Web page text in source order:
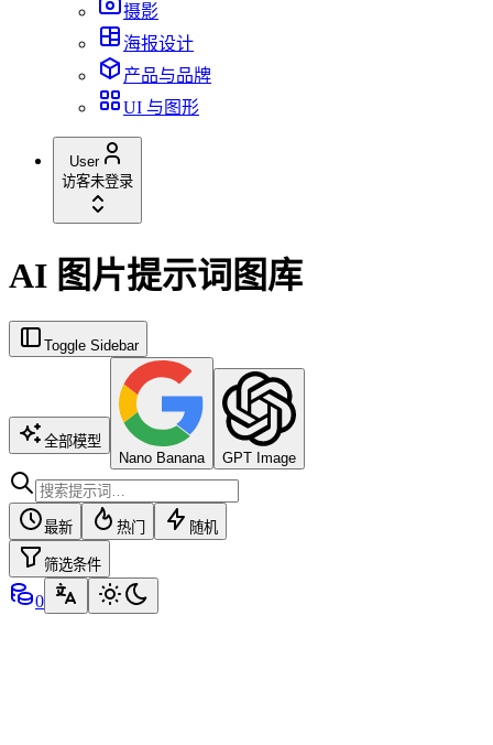
摄影
海报设计
产品与品牌
UI 与图形
User
访客未登录
AI 图片提示词图库
Toggle Sidebar
全部模型
Nano Banana
GPT Image
最新 热门 随机
筛选条件
0